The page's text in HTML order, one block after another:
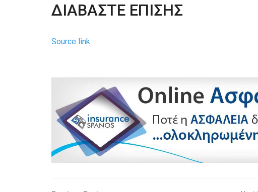
ΔΙΑΒΑΣΤΕ ΕΠΙΣΗΣ
Source link